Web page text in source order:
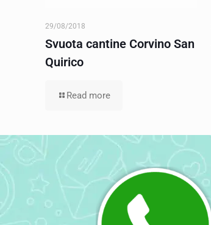
29/08/2018
Svuota cantine Corvino San
Quirico
Read more